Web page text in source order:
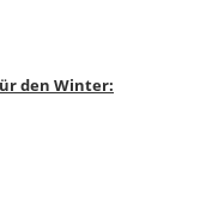
den Winter: